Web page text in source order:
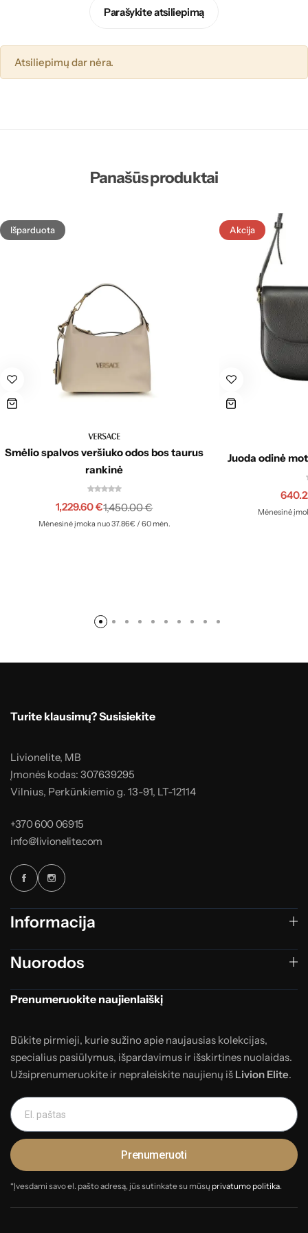
Parašykite atsiliepimą
Atsiliepimų dar nėra.
Panašūs produktai
Išparduota
Smėlio spalvos veršiuko odos bos taurus
rankinė
1,450.00€
1,229.60€
Mėnesinė įmoka nuo 37.86€ / 60 mėn.
Akcija
Juoda odinė
Mėnesinė
Turite klausimų? Susisiekite
Livionelite, MB
Įmonės kodas: 307639295
Vilnius, Perkūnkiemio g. 13-91, LT-12114
+370 600 06915
info@livionelite.com
Informacija
Nuorodos
Prenumeruokite naujienlaiškį
Būkite pirmieji, kurie sužino apie naujausias kolekcijas,
specialius pasiūlymus, išpardavimus ir išskirtines nuolaidas.
Užsiprenumeruokite ir nepraleiskite naujienų iš Livion Elite.
Prenumeruoti
*Įvesdami savo el. pašto adresą, jūs sutinkate su mūsų privatumo politika.